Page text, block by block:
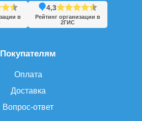
Покупателям
Оплата
Доставка
Вопрос-ответ
в
4,3
Рейтинг организации в
2ГИС